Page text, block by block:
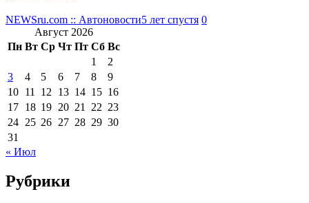
NEWSru.com :: Автоновости5 лет спустя 0
Август 2026
Пн Вт Ср Чт Пт Сб Вс
1
2
3
4 5 6 7 8
9
10 11 12 13 14 15 16
17 18 19 20 21 22 23
24 25 26 27 28 29 30
31
« Июл
Рубрики